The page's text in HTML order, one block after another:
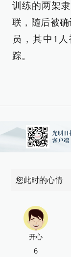
训练的两架
联，随后被
员，其中1
踪。
您此时的心情
开心
6